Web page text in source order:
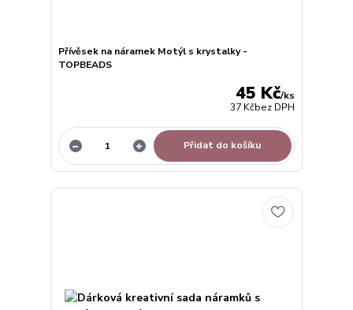
Přívěsek na náramek Motýl s krystalky -
TOPBEADS
45 Kč/ks
37 Kčbez DPH
Přidat do košíku